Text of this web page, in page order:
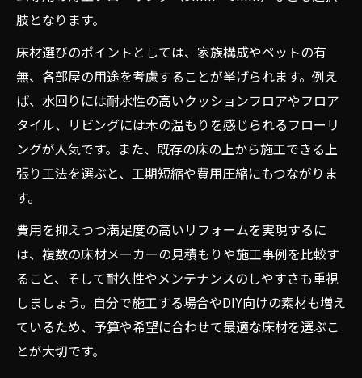
肢となります。
床材選びのポイントとしては、家族構成やペットの有
無、各部屋の用途を考慮することが挙げられます。例え
ば、水回りには耐水性の高いクッションフロアやフロア
タイル、リビングには木の温もりを感じられるフローリ
ングが人気です。また、既存の床の上から施工できる上
張り工法を選ぶと、工期短縮や費用圧縮にもつながりま
す。
費用を抑えつつ満足度の高いリフォームを実現するに
は、複数の床材メーカーの見積もりや施工事例を比較す
ること、そして耐久性やメンテナンスのしやすさも重視
しましょう。自分で施工する場合やDIY向けの素材も増え
ているため、予算や希望に合わせて最適な床材を選ぶこ
とが大切です。